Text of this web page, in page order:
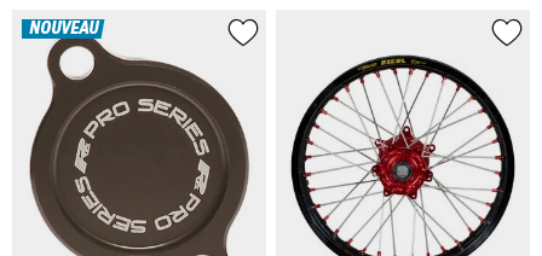
NOUVEAU